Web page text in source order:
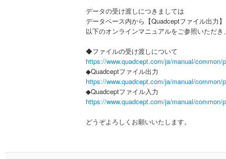
データの受け渡しにつきましては
データベース内から【Quadceptファイル出力
以下のオンラインマニュアルをご参照いただ
◆ファイルの受け渡しについて
https://www.quadcept.com/ja/manual/common/
◆Quadceptファイル出力
https://www.quadcept.com/ja/manual/common/
◆Quadceptファイル入力
https://www.quadcept.com/ja/manual/common/
どうぞよろしくお願いいたします。